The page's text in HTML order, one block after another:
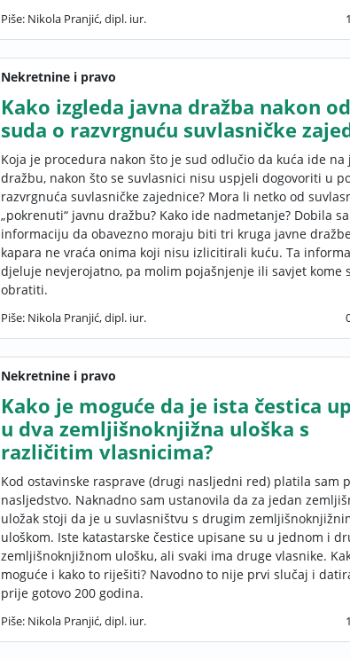
Piše: Nikola Pranjić, dipl. iur.
Nekretnine i pravo
Kako izgleda javna dražba nakon
suda o razvrgnuću suvlasničke
Koja je procedura nakon što je sud odlučio da kuća ide na
dražbu, nakon što se suvlasnici nisu uspjeli dogovoriti u
razvrgnuća suvlasničke zajednice? Mora li netko od
„pokrenuti“ javnu dražbu? Kako ide nadmetanje? Dobila
informaciju da obavezno moraju biti tri kruga javne
kapara ne vraća onima koji nisu izlicitirali kuću. Ta
djeluje nevjerojatno, pa molim pojašnjenje ili savjet kome
obratiti.
Piše: Nikola Pranjić, dipl. iur.
Nekretnine i pravo
Kako je moguće da je ista čestica
u dva zemljišnoknjižna uloška s
različitim vlasnicima?
Kod ostavinske rasprave (drugi nasljedni red) platila sam
nasljedstvo. Naknadno sam ustanovila da za jedan
uložak stoji da je u suvlasništvu s drugim
uloškom. Iste katastarske čestice upisane su u jednom i
zemljišnoknjižnom ulošku, ali svaki ima druge vlasnike.
moguće i kako to riješiti? Navodno to nije prvi slučaj i
prije gotovo 200 godina.
Piše: Nikola Pranjić, dipl. iur.